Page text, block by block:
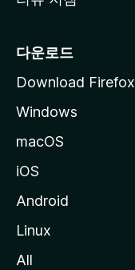
다운로드
Download Firefox
Windows
macOS
iOS
Android
Linux
All